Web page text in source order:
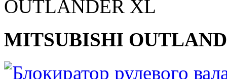
OUTLANDER XL
MITSUBISHI